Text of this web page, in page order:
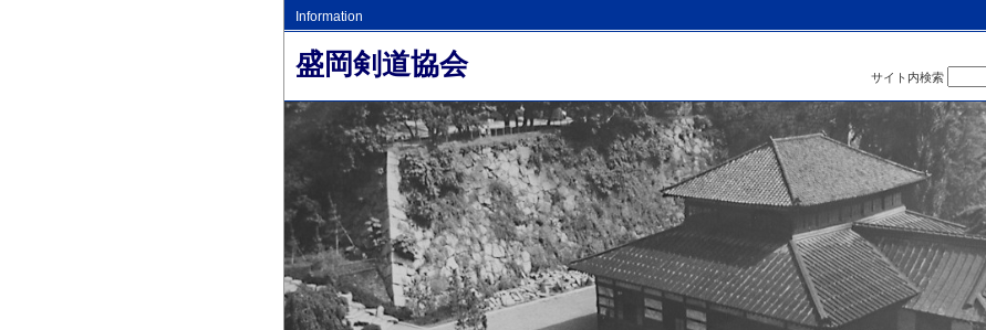
Information
盛岡剣道協会 サイト内検索